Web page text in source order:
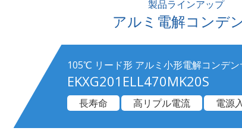
製品ラインアップ
アルミ電解コンデ
105℃ リード形 アルミ小形電解コンデン
EKXG201ELL470MK20S
長寿命
高リプル電流 電源